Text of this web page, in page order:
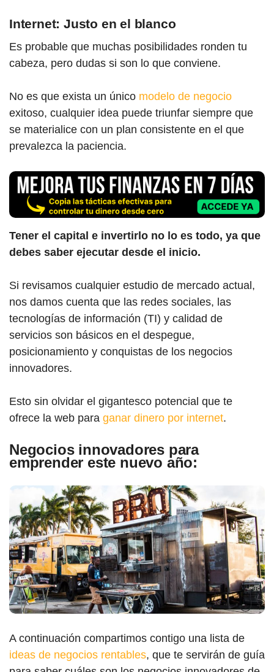
Internet: Justo en el blanco
Es probable que muchas posibilidades ronden tu
cabeza, pero dudas si son lo que conviene.
No es que exista un único modelo de negocio
exitoso, cualquier idea puede triunfar siempre que
se materialice con un plan consistente en el que
prevalezca la paciencia.
Tener el capital e invertirlo no lo es todo, ya que
debes saber ejecutar desde el inicio.
Si revisamos cualquier estudio de mercado actual,
nos damos cuenta que las redes sociales, las
tecnologías de información (TI) y calidad de
servicios son básicos en el despegue,
posicionamiento y conquistas de los negocios
innovadores.
Esto sin olvidar el gigantesco potencial que te
ofrece la web para ganar dinero por internet.
Negocios innovadores para
emprender este nuevo año:
A continuación compartimos contigo una lista de
ideas de negocios rentables, que te servirán de guía